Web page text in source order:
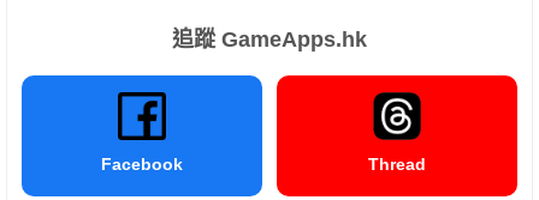
追蹤 GameApps.hk
Facebook Thread